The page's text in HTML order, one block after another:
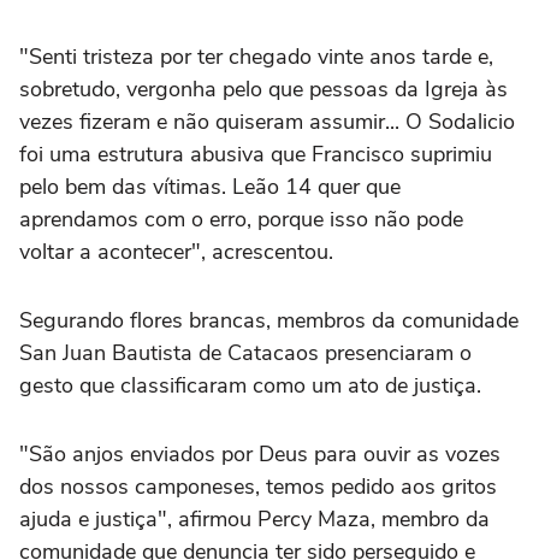
"Senti tristeza por ter chegado vinte anos tarde e,
sobretudo, vergonha pelo que pessoas da Igreja às
vezes fizeram e não quiseram assumir... O Sodalicio
foi uma estrutura abusiva que Francisco suprimiu
pelo bem das vítimas. Leão 14 quer que
aprendamos com o erro, porque isso não pode
voltar a acontecer", acrescentou.
Segurando flores brancas, membros da comunidade
San Juan Bautista de Catacaos presenciaram o
gesto que classificaram como um ato de justiça.
"São anjos enviados por Deus para ouvir as vozes
dos nossos camponeses, temos pedido aos gritos
ajuda e justiça", afirmou Percy Maza, membro da
comunidade que denuncia ter sido perseguido e